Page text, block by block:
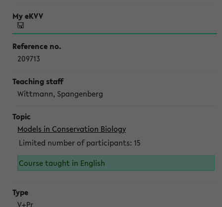
209713
Wittmann, Spangenberg
Models in Conservation Biology
Limited number of participants: 15
Course taught in English
V+Pr